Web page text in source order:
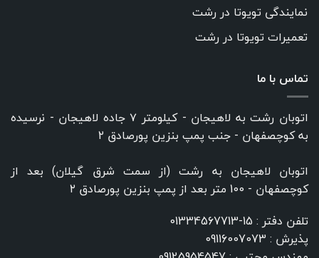
نمایندگی تویوتا در رشت
تعمیرات تویوتا در رشت
تماس با ما
اتوبان رشت به لاهیجان - کیلومتر ۷ جاده لاهیجان - نرسیده
به کوچصفهان - جنب پمپ بنزین پورصادق ۲
اتوبان لاهیجان به رشت (از سمت شرق گیلان) بعد از
کوچصفهان - 100 متر بعد از پمپ بنزین پورصادق ۲
تلفن دفتر : 15-01334567713
پذیرش : 09116007073